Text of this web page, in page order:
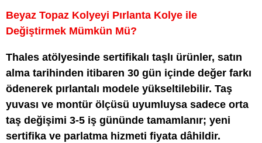
Beyaz Topaz Kolyeyi Pırlanta Kolye ile
Değiştirmek Mümkün Mü?
Thales atölyesinde sertifikalı taşlı ürünler, satın
alma tarihinden itibaren 30 gün içinde değer farkı
ödenerek pırlantalı modele yükseltilebilir. Taş
yuvası ve montür ölçüsü uyumluysa sadece orta
taş değişimi 3-5 iş gününde tamamlanır; yeni
sertifika ve parlatma hizmeti fiyata dâhildir.